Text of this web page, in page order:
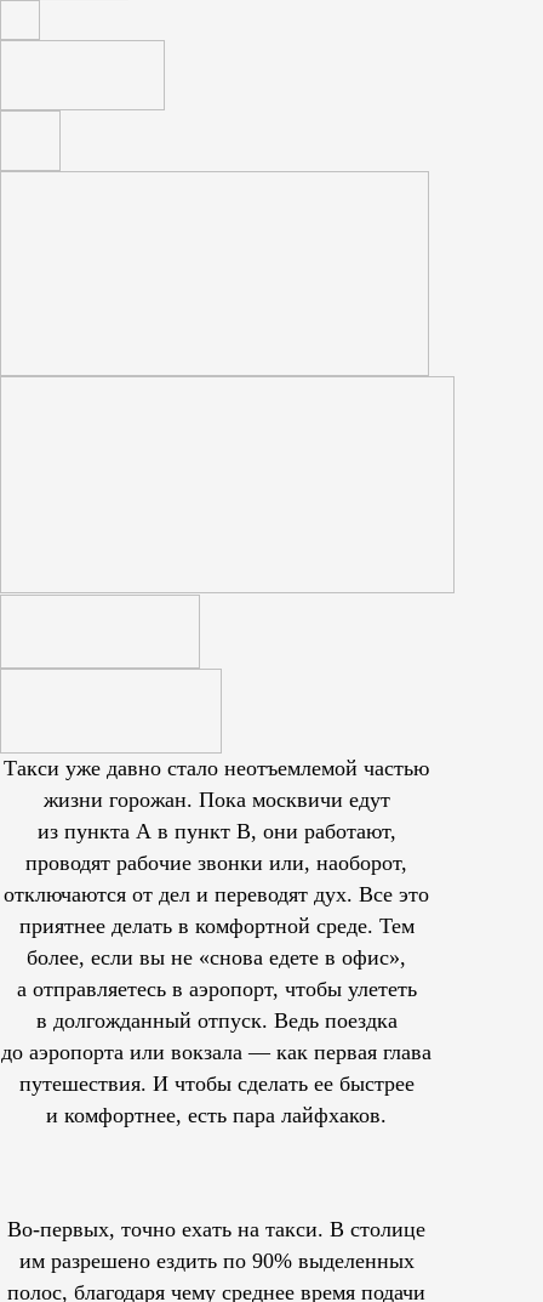
Такси уже давно стало неотъемлемой частью
жизни горожан. Пока москвичи едут
из пункта А в пункт В, они работают,
проводят рабочие звонки или, наоборот,
отключаются от дел и переводят дух. Все это
приятнее делать в комфортной среде. Тем
более, если вы не «снова едете в офис»,
а отправляетесь в аэропорт, чтобы улететь
в долгожданный отпуск. Ведь поездка
до аэропорта или вокзала — как первая глава
путешествия. И чтобы сделать ее быстрее
и комфортнее, есть пара лайфхаков.
Во-первых, точно ехать на такси. В столице
им разрешеноездить по 90% выделенных
полос, благодаря чему среднее время подачи